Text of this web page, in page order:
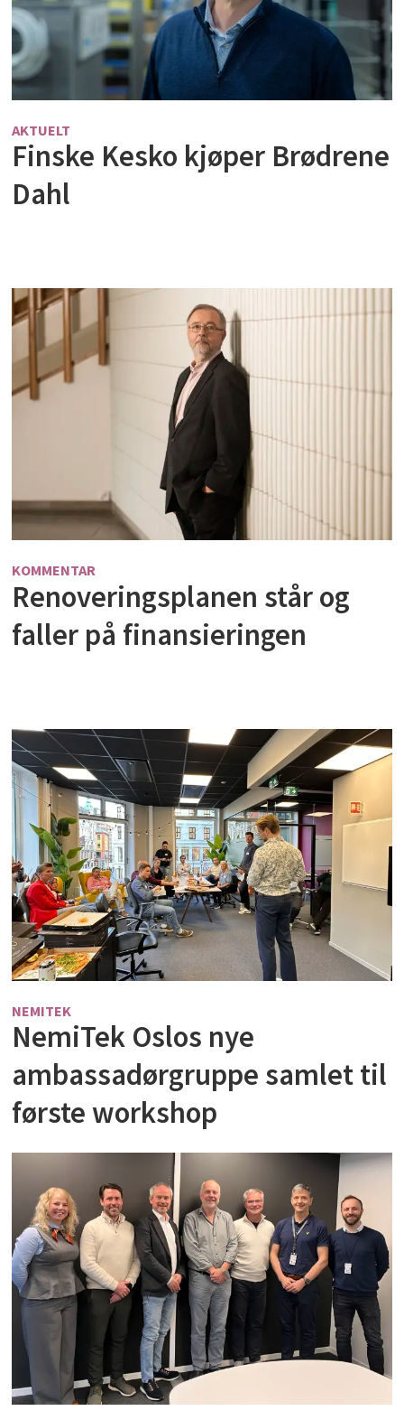
AKTUELT
Finske Kesko kjøper Brødrene
Dahl
KOMMENTAR
Renoveringsplanen står og
faller på finansieringen
NEMITEK
NemiTek Oslos nye
ambassadørgruppe samlet til
første workshop